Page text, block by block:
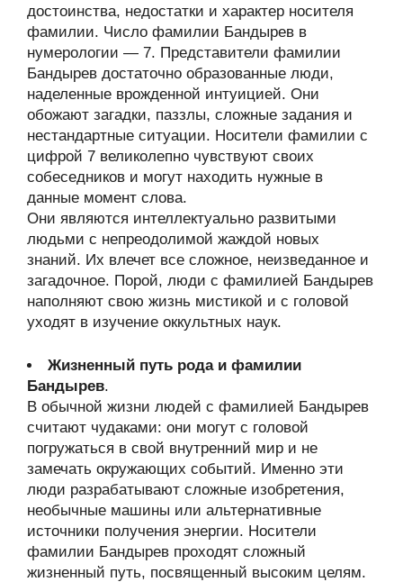
достоинства, недостатки и характер носителя
фамилии. Число фамилии Бандырев в
нумерологии — 7. Представители фамилии
Бандырев достаточно образованные люди,
наделенные врожденной интуицией. Они
обожают загадки, паззлы, сложные задания и
нестандартные ситуации. Носители фамилии с
цифрой 7 великолепно чувствуют своих
собеседников и могут находить нужные в
данные момент слова.
Они являются интеллектуально развитыми
людьми с непреодолимой жаждой новых
знаний. Их влечет все сложное, неизведанное и
загадочное. Порой, люди с фамилией Бандырев
наполняют свою жизнь мистикой и с головой
уходят в изучение оккультных наук.
Жизненный путь рода и фамилии
Бандырев.
В обычной жизни людей с фамилией Бандырев
считают чудаками: они могут с головой
погружаться в свой внутренний мир и не
замечать окружающих событий. Именно эти
люди разрабатывают сложные изобретения,
необычные машины или альтернативные
источники получения энергии. Носители
фамилии Бандырев проходят сложный
жизненный путь, посвященный высоким целям.